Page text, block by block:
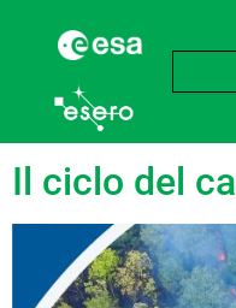
Tag:
Il ciclo del